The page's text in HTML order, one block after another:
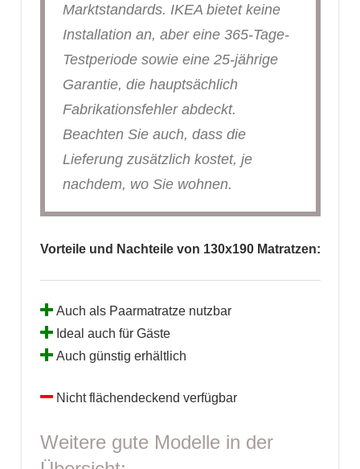
Marktstandards. IKEA bietet keine
Installation an, aber eine 365-Tage-
Testperiode sowie eine 25-jährige
Garantie, die hauptsächlich
Fabrikationsfehler abdeckt.
Beachten Sie auch, dass die
Lieferung zusätzlich kostet, je
nachdem, wo Sie wohnen.
Vorteile und Nachteile von 130x190 Matratzen:
Auch als Paarmatratze nutzbar
Ideal auch für Gäste
Auch günstig erhältlich
Nicht flächendeckend verfügbar
Weitere gute Modelle in der